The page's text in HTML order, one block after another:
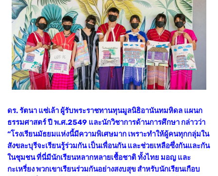
ดร. รัตนา แซ่เล้า ผู้รับพระราชทานทุนมูลนิธิอานันทมหิดล แผนก
ธรรมศาสตร์ ปี พ.ศ.2549 และนักวิชาการด้านการศึกษา กล่าวว่า
“โรงเรียนมัธยมแห่งนี้มีความพิเศษมาก เพราะทำให้ผู้คนทุกกลุ่มใน
สังขละบุรีจะเรียนรู้ร่วมกัน เป็นเพื่อนกัน และช่วยเหลือซึ่งกันและกัน
ในชุมชน ที่นี่มีนักเรียนหลากหลายเชื้อชาติ ทั้งไทย มอญ และ
กะเหรี่ยง พวกเขาเรียนร่วมกันอย่างสงบสุข สำหรับนักเรียนเกือบ